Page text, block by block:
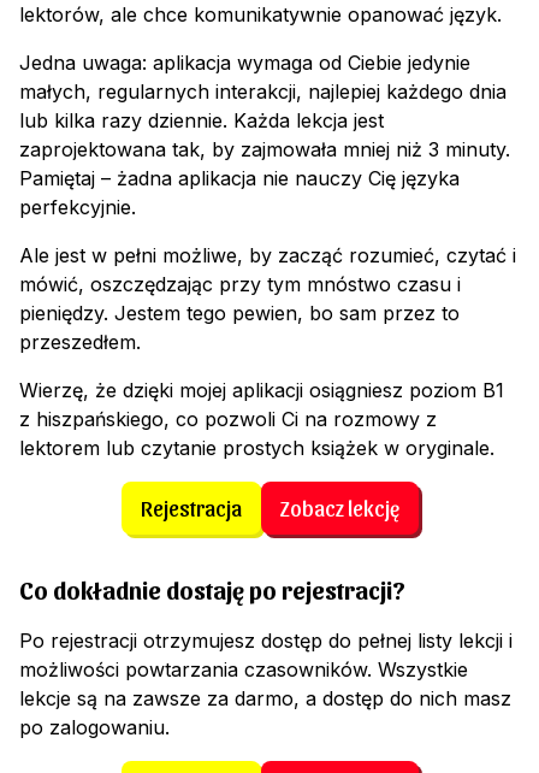
lektorów, ale chce komunikatywnie opanować język.
Jedna uwaga: aplikacja wymaga od Ciebie jedynie
małych, regularnych interakcji, najlepiej każdego dnia
lub kilka razy dziennie. Każda lekcja jest
zaprojektowana tak, by zajmowała mniej niż 3 minuty.
Pamiętaj – żadna aplikacja nie nauczy Cię języka
perfekcyjnie.
Ale jest w pełni możliwe, by zacząć rozumieć, czytać i
mówić, oszczędzając przy tym mnóstwo czasu i
pieniędzy. Jestem tego pewien, bo sam przez to
przeszedłem.
Wierzę, że dzięki mojej aplikacji osiągniesz poziom B1
z hiszpańskiego, co pozwoli Ci na rozmowy z
lektorem lub czytanie prostych książek w oryginale.
Rejestracja Zobacz lekcję
Co dokładnie dostaję po rejestracji?
Po rejestracji otrzymujesz dostęp do pełnej listy lekcji i
możliwości powtarzania czasowników. Wszystkie
lekcje są na zawsze za darmo, a dostęp do nich masz
po zalogowaniu.